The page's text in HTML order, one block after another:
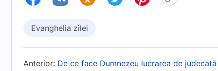
(Apocalipsa 1:8). „Aleluia! Pentru că Domnul,
Atotputernic”. Când Domnul Se-ntoarce în
Atotputernic. Nu există nicio îndoială.
schimba niciodată, că Mântuitorul zilelor de pe
Evanghelia zilei
Anterior: De ce face Dumnezeu lucrarea de